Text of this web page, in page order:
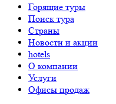
Горящие туры
Поиск тура
Страны
Новости и акции
hotels
О компании
Услуги
Офисы продаж